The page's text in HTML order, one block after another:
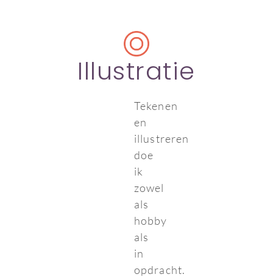
Illustratie
Tekenen
en
illustreren
doe
ik
zowel
als
hobby
als
in
opdracht.